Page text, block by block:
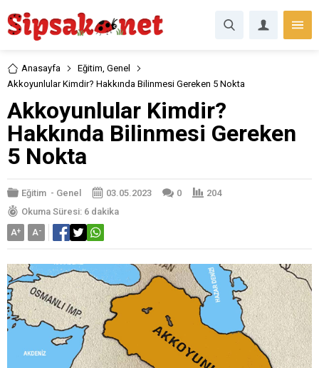
Anasayfa Eğitim, Genel
Akkoyunlular Kimdir? Hakkında Bilinmesi Gereken 5 Nokta
Akkoyunlular Kimdir?
Hakkında Bilinmesi Gereken
5 Nokta
Eğitim - Genel 03.05.2023 0
204
Okuma Süresi: 6 dakika
A+ A-